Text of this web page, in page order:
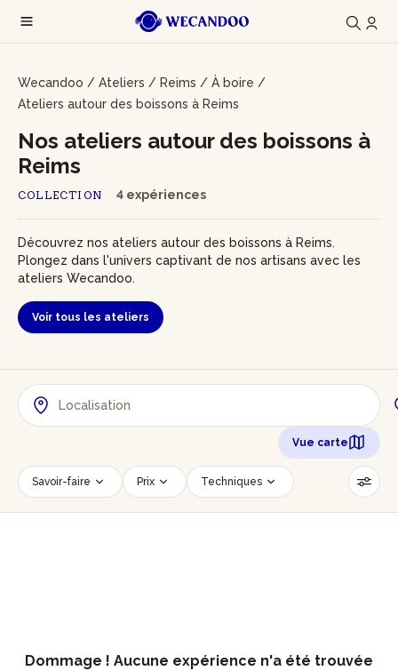
Wecandoo / Ateliers / Reims / À boire /
Ateliers autour des boissons à Reims
COLLECTION 4 expériences
Nos ateliers autour des boissons à
Reims
Découvrez nos ateliers autour des boissons à Reims.
Plongez dans l'univers captivant de nos artisans avec les
ateliers Wecandoo.
Voir tous les ateliers
Vue carte
Savoir-faire Prix Techniques
Date Créneau horaire
Dommage ! Aucune expérience n'a été trouvée